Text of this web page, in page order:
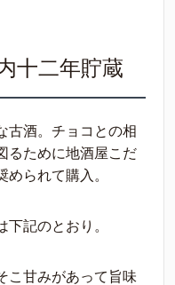
十二年貯蔵
古酒。チョコとの相
るために地酒屋こだ
められて購入。
下記のとおり。
こ甘みがあって旨味